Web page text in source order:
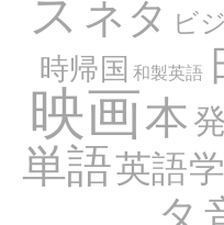
ネタ ビ
時帰国 和製英語
映画本
単語英語
タ